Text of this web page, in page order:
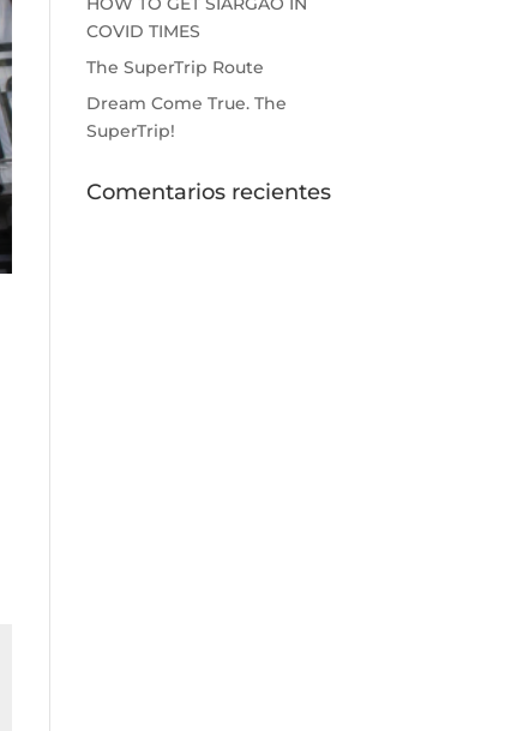
COVID TIMES
The SuperTrip Route
Dream Come True. The
SuperTrip!
Comentarios recientes